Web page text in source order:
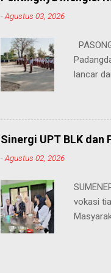
atletik
dihadapi
-Agustus 03, 2026
lancar
penting
ia
para
mampu
Sinergi UPT BLK dan
-Agustus 02, 2026
vokasi
hingga